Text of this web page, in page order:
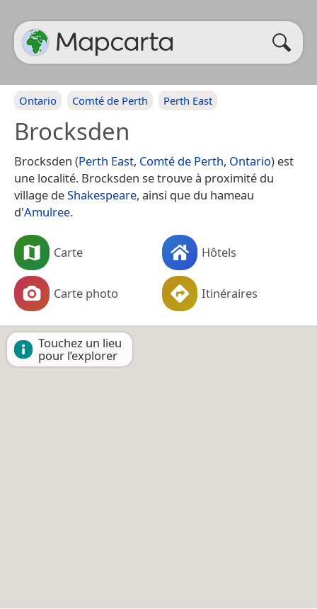
Ontario Comté de Perth Perth East
Brocksden
Brocksden (Perth East, Comté de Perth, Ontario) est
une localité. Brocksden se trouve à proximité du
village deShakespeare, ainsi que du hameau
d'Amulree.
Carte Hôtels
Carte photo Itinéraires
Touchez un lieu
pour l’explorer